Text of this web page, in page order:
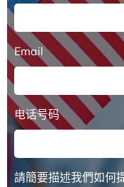
Email
电话号码
請簡要描述我們如何